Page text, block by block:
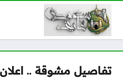
تفاصيل مشوقة ..